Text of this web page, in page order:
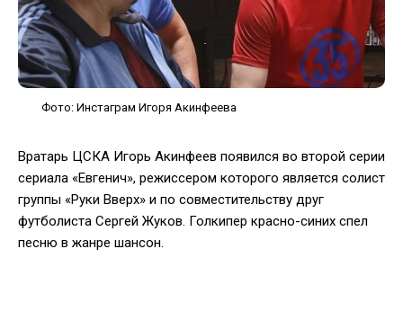
Фото: Инстаграм Игоря Акинфеева
Вратарь ЦСКА Игорь Акинфеев появился во второй серии
сериала «Евгенич», режиссером которого является солист
группы «Руки Вверх» и по совместительству друг
футболиста Сергей Жуков. Голкипер красно-синих спел
песню в жанре шансон.